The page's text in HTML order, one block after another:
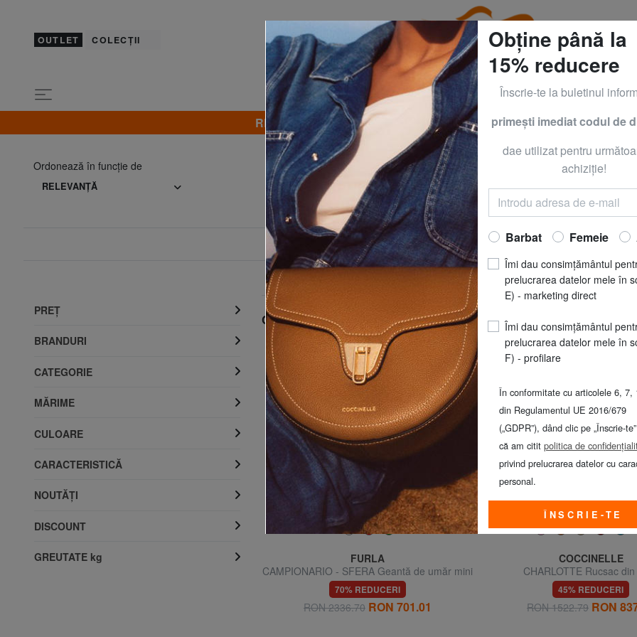
OUTLET COLECȚII
REDUCERI! BRACCIALINI la - 50% | - 60% | - 70% Numai până
Ordonează în funcţie de
RELEVANŢĂ
Genți de ieșire, rucsacuri și accesorii pentru
Acasă Femei
BRACCIALINI ANULEAZĂ TOATE FILTRELE DE CĂUTARE
Cele mai vândute produse din această categorie
FURLA
CAMPIONARIO - SFERA Geantă de umăr mini
70% REDUCERI
RON 2336.70 RON 701.01
COCCINELLE
CHARLOTTE Rucsac
45% REDUCERI
RON 1522.79 RON
PREŢ
BRANDURI
CATEGORIE
MĂRIME
CULOARE
CARACTERISTICĂ
NOUTĂŢI
DISCOUNT
GREUTATE kg
Obține până la
15% reducere
Înscrie-te la buletinul
primeşti imediat codul de
dae utilizat pentru
achiziţie!
Barbat Femeie
Îmi dau consimțământul
prelucrarea datelor mele în
E) - marketing direct
Îmi dau consimțământul
prelucrarea datelor mele în
F) - profilare
În conformitate cu articolele 6, 7,
din Regulamentul UE 2016/679
(„GDPR”), dând clic pe „Înscrie-
că am citit politica de
privind prelucrarea datelor cu
personal.
ÎNSCRIE-TE